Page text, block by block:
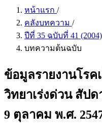
หน้าแรก /
คลังบทความ /
ปีที่ 35 ฉบับที่ 41
บทความต้นฉบับ
ข้อมูลรายงานโรค
วิทยาเร่งด่วน สัปด
9 ตุลาคม พ.ศ.